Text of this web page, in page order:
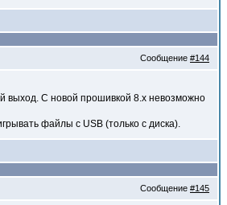
Сообщение #144
выход. С новой прошивкой 8.х невозможно
файлы с USB (только с диска).
Сообщение #145